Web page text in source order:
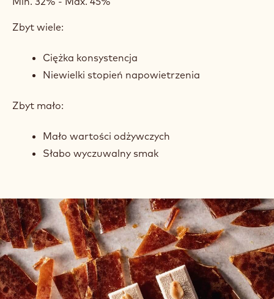
Zbyt wiele:
Ciężka konsystencja
Niewielki stopień napowietrzenia
Zbyt mało:
Mało wartości odżywczych
Słabo wyczuwalny smak